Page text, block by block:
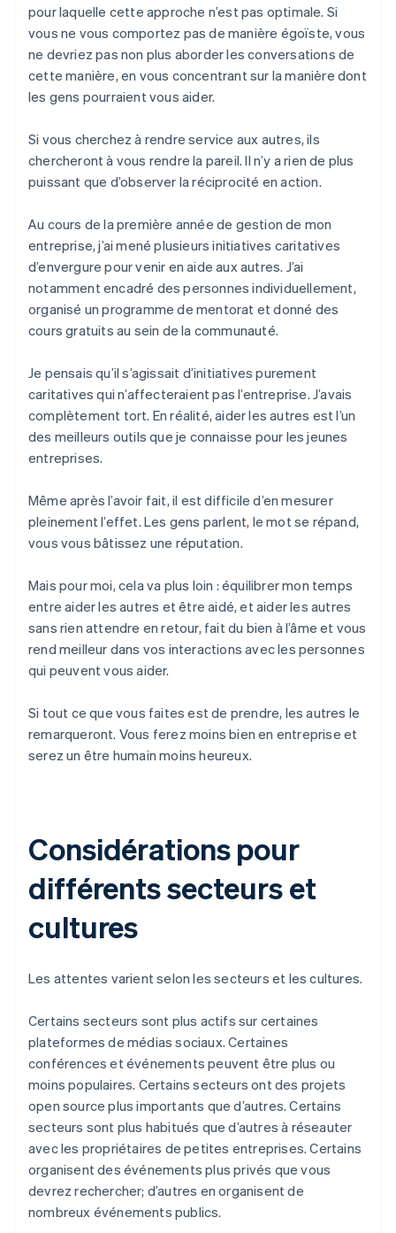
pour laquelle cette approche n’est pas optimale. Si
vous ne vous comportez pas de manière égoïste, vous
ne devriez pas non plus aborder les conversations de
cette manière, en vous concentrant sur la manière dont
les gens pourraient vous aider.
Si vous cherchez à rendre service aux autres, ils
chercheront à vous rendre la pareil. Il n’y a rien de plus
puissant que d’observer la réciprocité en action.
Au cours de la première année de gestion de mon
entreprise, j’ai mené plusieurs initiatives caritatives
d’envergure pour venir en aide aux autres. J’ai
notamment encadré des personnes individuellement,
organisé un programme de mentorat et donné des
cours gratuits au sein de la communauté.
Je pensais qu’il s’agissait d’initiatives purement
caritatives qui n’affecteraient pas l’entreprise. J’avais
complètement tort. En réalité, aider les autres est l’un
des meilleurs outils que je connaisse pour les jeunes
entreprises.
Même après l’avoir fait, il est difficile d’en mesurer
pleinement l’effet. Les gens parlent, le mot se répand,
vous vous bâtissez une réputation.
Mais pour moi, cela va plus loin : équilibrer mon temps
entre aider les autres et être aidé, et aider les autres
sans rien attendre en retour, fait du bien à l’âme et vous
rend meilleur dans vos interactions avec les personnes
qui peuvent vous aider.
Si tout ce que vous faites est de prendre, les autres le
remarqueront. Vous ferez moins bien en entreprise et
serez un être humain moins heureux.
Considérations pour
différents secteurs et
cultures
Les attentes varient selon les secteurs et les cultures.
Certains secteurs sont plus actifs sur certaines
plateformes de médias sociaux. Certaines
conférences et événements peuvent être plus ou
moins populaires. Certains secteurs ont des projets
open source plus importants que d’autres. Certains
secteurs sont plus habitués que d’autres à réseauter
avec les propriétaires de petites entreprises. Certains
organisent des événements plus privés que vous
devrez rechercher; d’autres en organisent de
nombreux événements publics.